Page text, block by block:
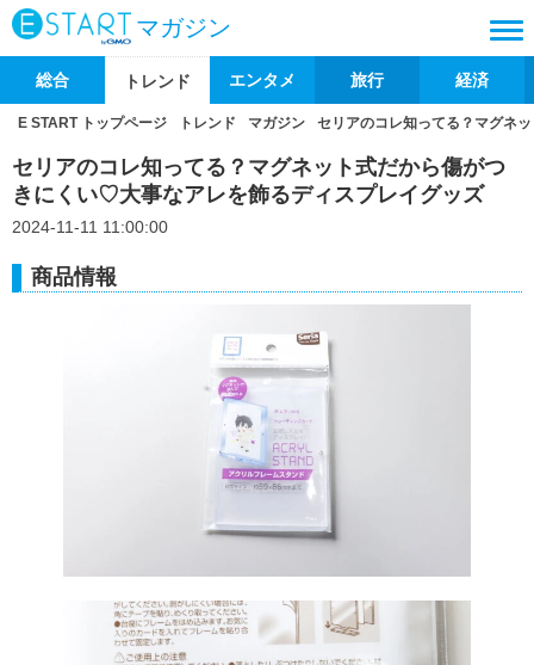
マガジン
総合 トレンド エンタメ 旅行 経済
E START トップページ トレンド マガジン セリアのコレ知ってる？マグネ
セリアのコレ知ってる？マグネット式だから傷がつ
きにくい♡大事なアレを飾るディスプレイグッズ
2024-11-11 11:00:00
商品情報